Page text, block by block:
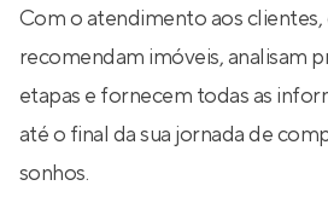
Com o atendimento aos
recomendam imóveis, analisam
etapas e fornecem todas as
até o final da sua jornada de
sonhos.